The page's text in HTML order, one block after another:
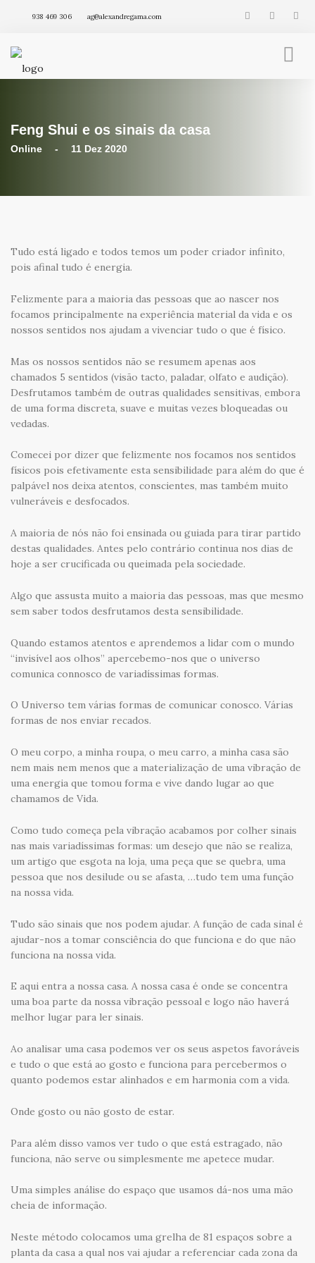
938 469 306 ag@alexandregama.com
VÍDEOS
ARTIGOS
Feng Shui e os sinais da casa
Online - 11 Dez 2020
Tudo está ligado e todos temos um poder criador infinito,
pois afinal tudo é energia.
Felizmente para a maioria das pessoas que ao nascer nos
focamos principalmente na experiência material da vida e os
nossos sentidos nos ajudam a vivenciar tudo o que é físico.
Mas os nossos sentidos não se resumem apenas aos
chamados 5 sentidos (visão tacto, paladar, olfato e audição).
Desfrutamos também de outras qualidades sensitivas, embora
de uma forma discreta, suave e muitas vezes bloqueadas ou
vedadas.
Comecei por dizer que felizmente nos focamos nos sentidos
físicos pois efetivamente esta sensibilidade para além do que é
palpável nos deixa atentos, conscientes, mas também muito
vulneráveis e desfocados.
A maioria de nós não foi ensinada ou guiada para tirar partido
destas qualidades. Antes pelo contrário continua nos dias de
hoje a ser crucificada ou queimada pela sociedade.
Algo que assusta muito a maioria das pessoas, mas que mesmo
sem saber todos desfrutamos desta sensibilidade.
Quando estamos atentos e aprendemos a lidar com o mundo
“invisível aos olhos” apercebemo-nos que o universo
comunica connosco de variadíssimas formas.
O Universo tem várias formas de comunicar conosco. Várias
formas de nos enviar recados.
O meu corpo, a minha roupa, o meu carro, a minha casa são
nem mais nem menos que a materialização de uma vibração de
uma energia que tomou forma e vive dando lugar ao que
chamamos de Vida.
Como tudo começa pela vibração acabamos por colher sinais
nas mais variadíssimas formas: um desejo que não se realiza,
um artigo que esgota na loja, uma peça que se quebra, uma
pessoa que nos desilude ou se afasta, …tudo tem uma função
na nossa vida.
Tudo são sinais que nos podem ajudar. A função de cada sinal é
ajudar-nos a tomar consciência do que funciona e do que não
funciona na nossa vida.
E aqui entra a nossa casa. A nossa casa é onde se concentra
uma boa parte da nossa vibração pessoal e logo não haverá
melhor lugar para ler sinais.
Ao analisar uma casa podemos ver os seus aspetos favoráveis
e tudo o que está ao gosto e funciona para percebermos o
quanto podemos estar alinhados e em harmonia com a vida.
Onde gosto ou não gosto de estar.
Para além disso vamos ver tudo o que está estragado, não
funciona, não serve ou simplesmente me apetece mudar.
Uma simples análise do espaço que usamos dá-nos uma mão
cheia de informação.
Neste método colocamos uma grelha de 81 espaços sobre a
planta da casa a qual nos vai ajudar a referenciar cada zona da